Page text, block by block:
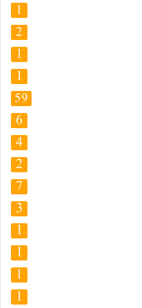
1
2
1
1
59
6
4
2
7
3
1
1
1
1